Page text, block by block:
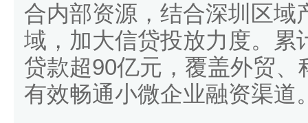
合内部资源，结合深圳区域
域，加大信贷投放力度。累
贷款超90亿元，覆盖外贸
有效畅通小微企业融资渠道